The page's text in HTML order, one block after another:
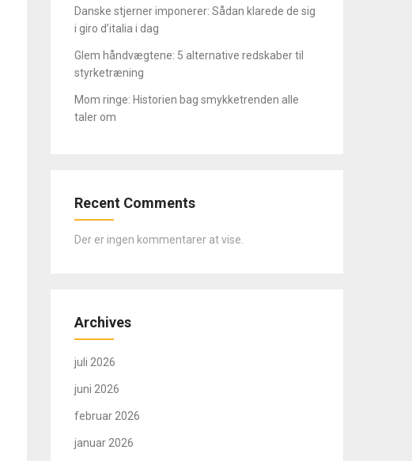
Danske stjerner imponerer: Sådan klarede de sig
i giro d’italia i dag
Glem håndvægtene: 5 alternative redskaber til
styrketræning
Mom ringe: Historien bag smykketrenden alle
taler om
Recent Comments
Der er ingen kommentarer at vise.
Archives
juli 2026
juni 2026
februar 2026
januar 2026